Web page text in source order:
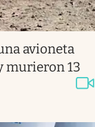
avioneta
murieron 13